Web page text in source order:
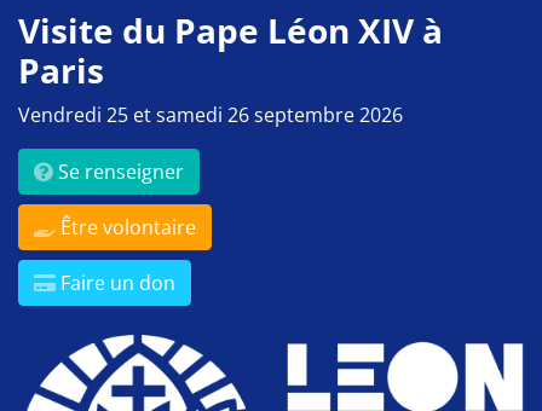
Visite du Pape Léon XIV à
Paris
Vendredi 25 et samedi 26 septembre 2026
Se renseigner
Être volontaire
Faire un don